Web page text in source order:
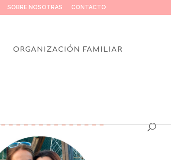
SOBRE NOSOTRAS CONTACTO
ORGANIZACIÓN FAMILIAR